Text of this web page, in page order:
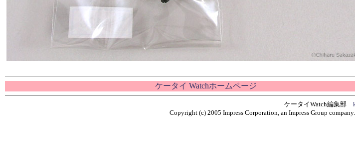
ケータイ Watchホームページ
ケータイWatch編集部
Copyright (c) 2005 Impress Corporation, an Impress Group